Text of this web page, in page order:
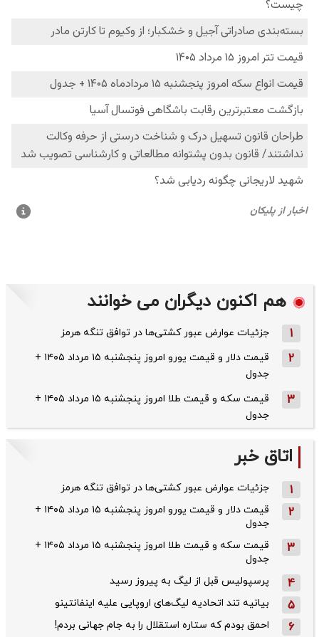
هم اکنون دیگران می خوانند
1 جزئیات عوارض عبور کشتی‌ها در توافق تنگه هرمز
2
قیمت دلار و قیمت یورو امروز پنجشنبه ۱۵ مرداد ۱۴۰۵ +
جدول
3
قیمت سکه و قیمت طلا امروز پنجشنبه ۱۵ مرداد ۱۴۰۵ +
جدول
اتاق خبر
1 جزئیات عوارض عبور کشتی‌ها در توافق تنگه هرمز
2
قیمت دلار و قیمت یورو امروز پنجشنبه ۱۵ مرداد ۱۴۰۵ +
جدول
3
قیمت سکه و قیمت طلا امروز پنجشنبه ۱۵ مرداد ۱۴۰۵ +
جدول
4 پرسپولیس قبل از لیگ به پیروز رسید
5 بیانیه تند اتحادیه لیگ‌های اروپایی علیه اینفانتینو
6 احمق بودم که ستاره استقلال را به جام جهانی بردم!